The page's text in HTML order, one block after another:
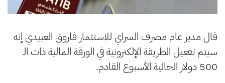
قال مدير عام مصرف السراي للاستثمار فاروق العبيدي إنه
سيتم تفعيل الطريقة الإلكترونية في الورقة المالية ذات الـ
500 دولار الحالية الأسبوع القادم.